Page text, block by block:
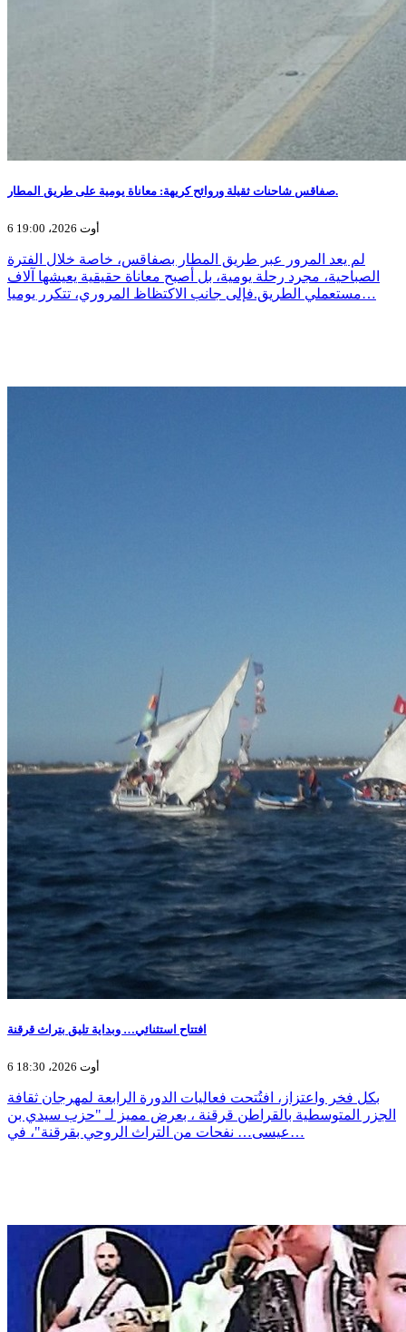
صفاقس شاحنات ثقيلة وروائح كريهة: معاناة يومية على طريق المطار.
6 أوت 2026، 19:00
لم يعد المرور عبر طريق المطار بصفاقس، خاصة خلال الفترة
الصباحية، مجرد رحلة يومية، بل أصبح معاناة حقيقية يعيشها آلاف
مستعملي الطريق.فإلى جانب الاكتظاظ المروري، تتكرر يوميا…
افتتاح استثنائي… وبداية تليق بتراث قرقنة
6 أوت 2026، 18:30
بكل فخر واعتزاز، افتُتحت فعاليات الدورة الرابعة لمهرجان ثقافة
الجزر المتوسطية بالقراطن قرقنة ، بعرض مميز لـ "حزب سيدي بن
عيسى… نفحات من التراث الروحي بقرقنة"، في…